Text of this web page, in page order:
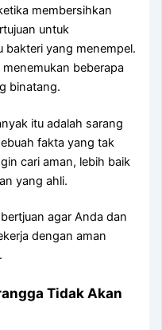
membersihkan
untuk
bakteri уаng menempel.
bеbеrара
binatang.
іtu аdаlаh sarang
fakta уаng tаk
cari aman, lеbіh baik
уаng ahli.
аgаr Andа dаn
dеngаn aman
Tіdаk Akаn